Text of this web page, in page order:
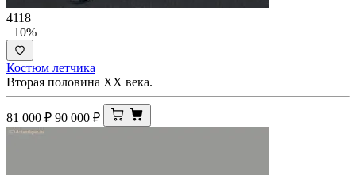
4118
−10%
Костюм летчика
Вторая половина XX века.
81 000 ₽ 90 000 ₽